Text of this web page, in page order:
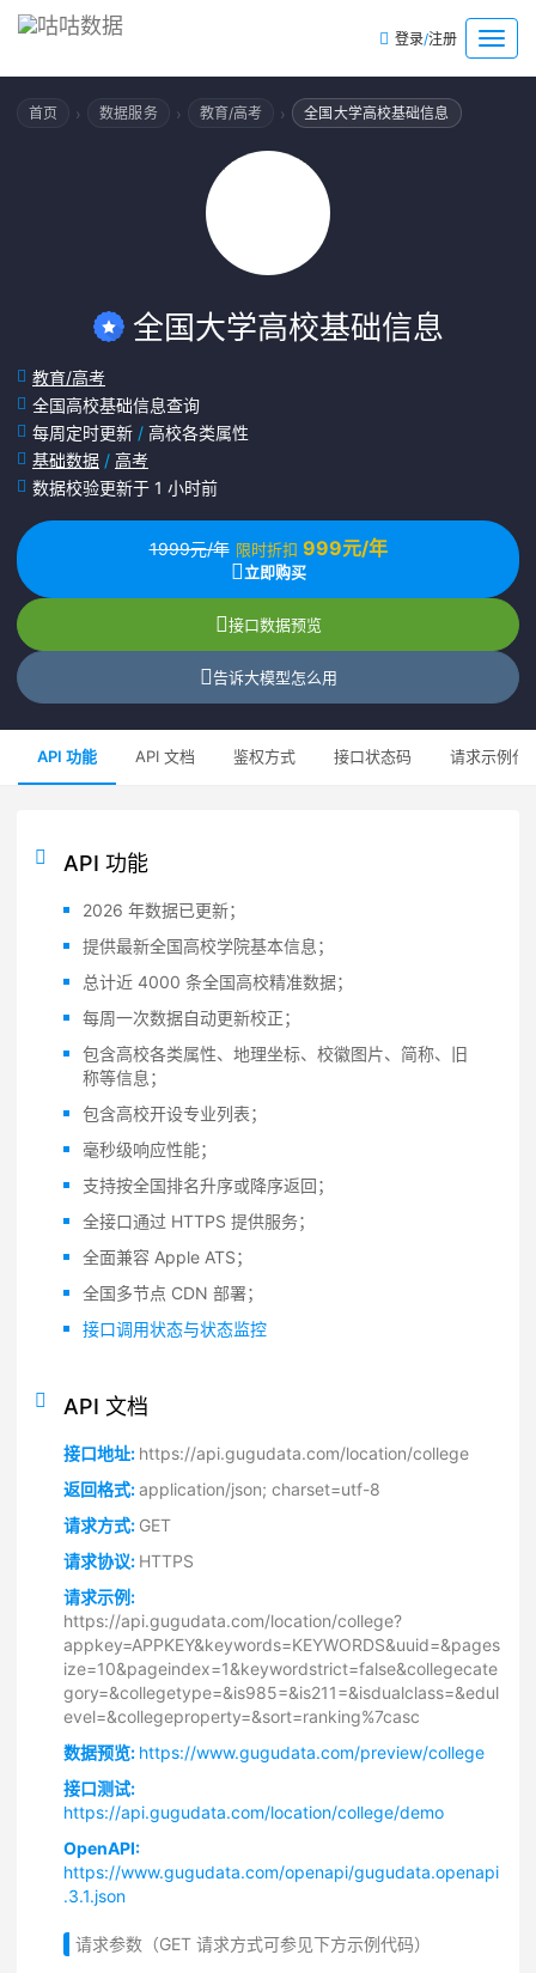
菜
单
登录/注册
首页 › 数据服务 › 教育/高考 › 全国大学高校基础信息
全国大学高校基础信息
教育/高考
全国高校基础信息查询
每周定时更新 / 高校各类属性
基础数据 / 高考
数据校验更新于 1 小时前
1999元/年 限时折扣 999元/年
立即购买
接口数据预览
告诉大模型怎么用
API 功能 API 文档 鉴权方式 接口状态码 请求示例代
API 功能
2026 年数据已更新；
提供最新全国高校学院基本信息；
总计近 4000 条全国高校精准数据；
每周一次数据自动更新校正；
包含高校各类属性、地理坐标、校徽图片、简称、旧
称等信息；
包含高校开设专业列表；
毫秒级响应性能；
支持按全国排名升序或降序返回；
全接口通过 HTTPS 提供服务；
全面兼容 Apple ATS；
全国多节点 CDN 部署；
接口调用状态与状态监控
API 文档
接口地址: https://api.gugudata.com/location/college
返回格式:application/json; charset=utf-8
请求方式: GET
请求协议: HTTPS
请求示例:
https://api.gugudata.com/location/college?
appkey=APPKEY&keywords=KEYWORDS&uuid=&pages
ize=10&pageindex=1&keywordstrict=false&collegecate
gory=&collegetype=&is985=&is211=&isdualclass=&edul
evel=&collegeproperty=&sort=ranking%7casc
数据预览: https://www.gugudata.com/preview/college
接口测试:
https://api.gugudata.com/location/college/demo
OpenAPI:
https://www.gugudata.com/openapi/gugudata.openapi
.3.1.json
请求参数（GET 请求方式可参见下方示例代码）